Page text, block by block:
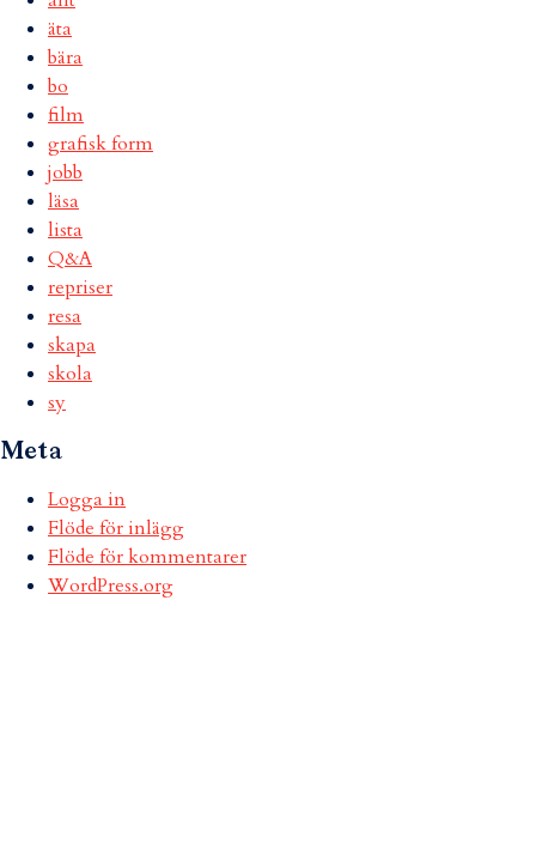
äta
bära
bo
film
grafisk form
jobb
läsa
lista
Q&A
repriser
resa
skapa
skola
sy
Meta
Logga in
Flöde för inlägg
Flöde för kommentarer
WordPress.org